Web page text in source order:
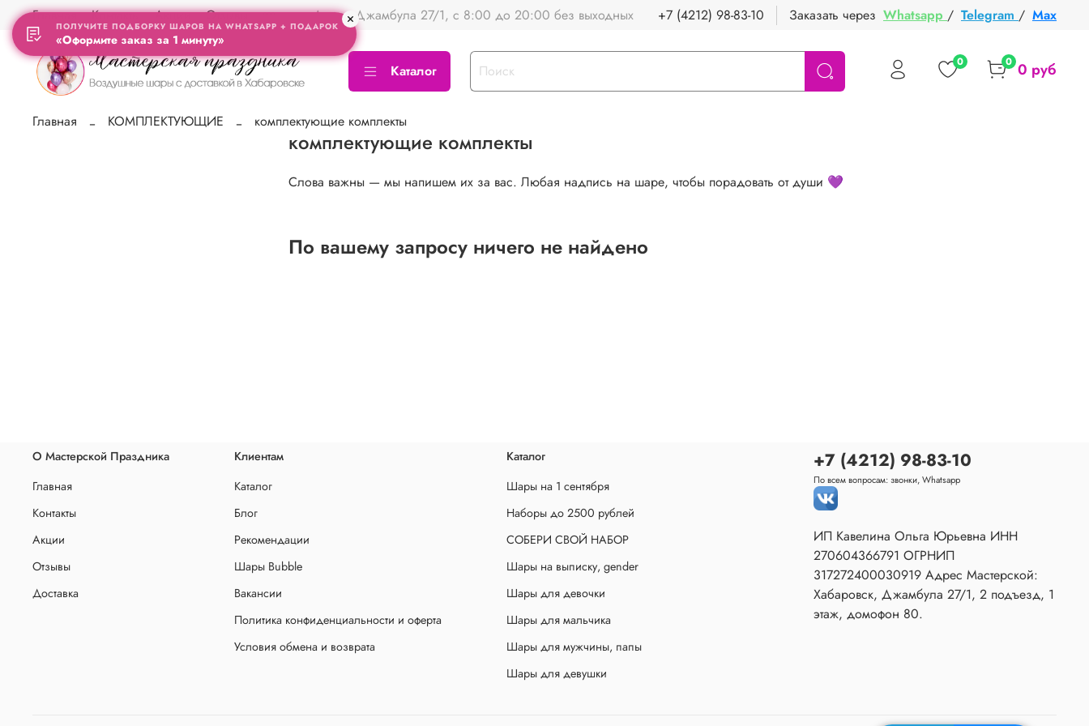
Главная Контакты Акции Отзывы Адрес Джамбула 27/1, с 8:00 до 20:00 без выходных +7 (4212) 98-83-10 Заказать через Whatsapp / Telegram / Max
Каталог 0 0 0 руб
Главная КОМПЛЕКТУЮЩИЕ комплектующие комплекты
комплектующие комплекты
Слова важны — мы напишем их за вас. Любая надпись на шаре, чтобы порадовать от души 💜
По вашему запросу ничего не найдено
О Мастерской Праздника
Главная
Контакты
Акции
Отзывы
Доставка
Клиентам
Каталог
Блог
Рекомендации
Шары Bubble
Вакансии
Политика конфиденциальности и оферта
Условия обмена и возврата
Каталог
Шары на 1 сентября
Наборы до 2500 рублей
СОБЕРИ СВОЙ НАБОР
Шары на выписку, gender
Шары для девочки
Шары для мальчика
Шары для мужчины, папы
Шары для девушки
+7 (4212) 98-83-10
По всем вопросам: звонки, Whatsapp
ИП Кавелина Ольга Юрьевна ИНН
270604366791 ОГРНИП
317272400030919 Адрес Мастерской:
Хабаровск, Джамбула 27/1, 2 подъезд, 1
этаж, домофон 80.
ПОЛУЧИТЕ ПОДБОРКУ ШАРОВ НА WHATSAPP + ПОДАРОК
«Оформите заказ за 1 минуту»